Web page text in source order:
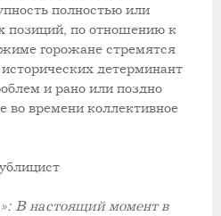
полностью или
позиций, по отношению к
горожане стремятся
детерминант
и рано или поздно
во времени коллективное
В настоящий момент в